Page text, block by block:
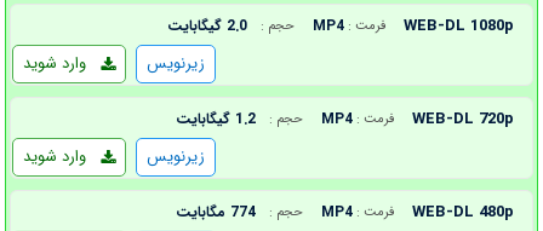
WEB-DL 1080p فرمت : MP4 حجم : 2.0 گیگابایت
وارد شوید زیرنویس
WEB-DL 720p فرمت : MP4 حجم : 1.2 گیگابایت
وارد شوید زیرنویس
WEB-DL 480p فرمت : MP4 حجم : 774 مگابایت